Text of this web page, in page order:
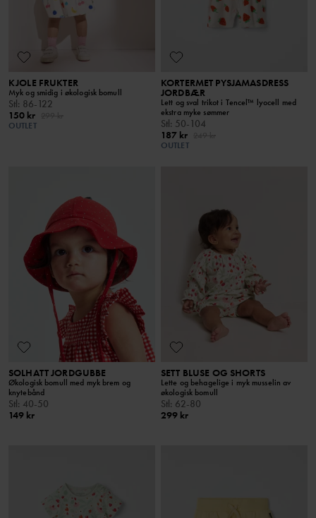
KJOLE FRUKTER
Myk og smidig i økologisk bomull
Stl: 86-122
150 kr
OUTLET
KORTERMET PYSJAMASDRESS
JORDBÆR
Lett og sval trikot i Tencel™ lyocell med
ekstra myke sømmer
Stl: 50-104
187 kr
OUTLET
SOLHATT JORDGUBBE
Økologisk bomull med myk brem og
knytebånd
Stl: 40-50
149 kr
SETT BLUSE OG SHORTS
Lette og behagelige i myk musselin av
økologisk bomull
Stl: 62-80
299 kr